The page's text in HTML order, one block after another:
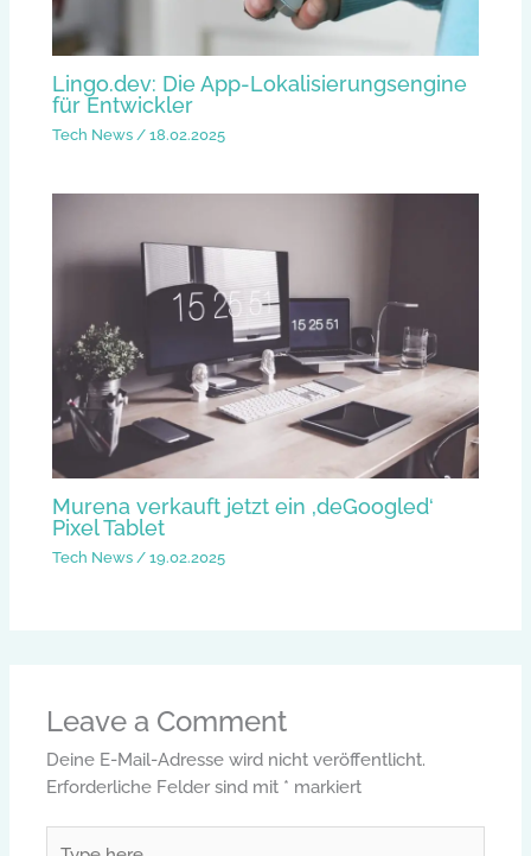
Lingo.dev: Die App-Lokalisierungsengine
für Entwickler
Tech News /18.02.2025
Murena verkauft jetzt ein ‚deGoogled‘
Pixel Tablet
Tech News /19.02.2025
Leave a Comment
Deine E-Mail-Adresse wird nicht veröffentlicht.
Erforderliche Felder sind mit * markiert